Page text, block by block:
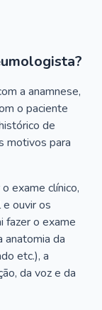
a anamnese,
o paciente
de
motivos para
exame clínico,
ouvir os
fazer o exame
anatomia da
etc.), a
da voz e da